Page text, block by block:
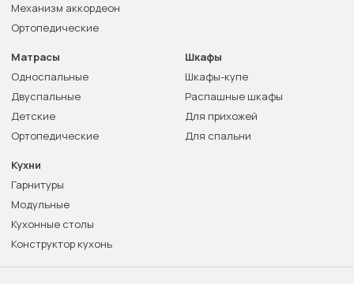
Механизм аккордеон
Ортопедические
Матрасы
Односпальные
Двуспальные
Детские
Ортопедические
Шкафы
Шкафы-купе
Распашные шкафы
Для прихожей
Для спальни
Кухни
Гарнитуры
Модульные
Кухонные столы
Конструктор кухонь